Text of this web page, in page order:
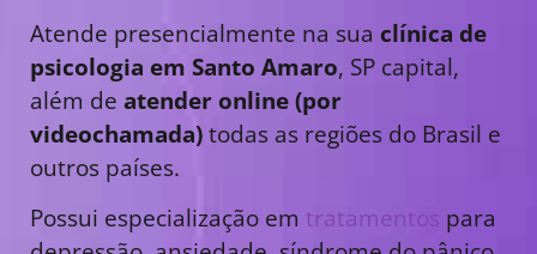
Atende presencialmente na sua clínica de
psicologia em Santo Amaro, SP capital,
além de atender online (por
videochamada)todas as regiões do Brasil e
outros países.
Possui especialização em tratamentos para